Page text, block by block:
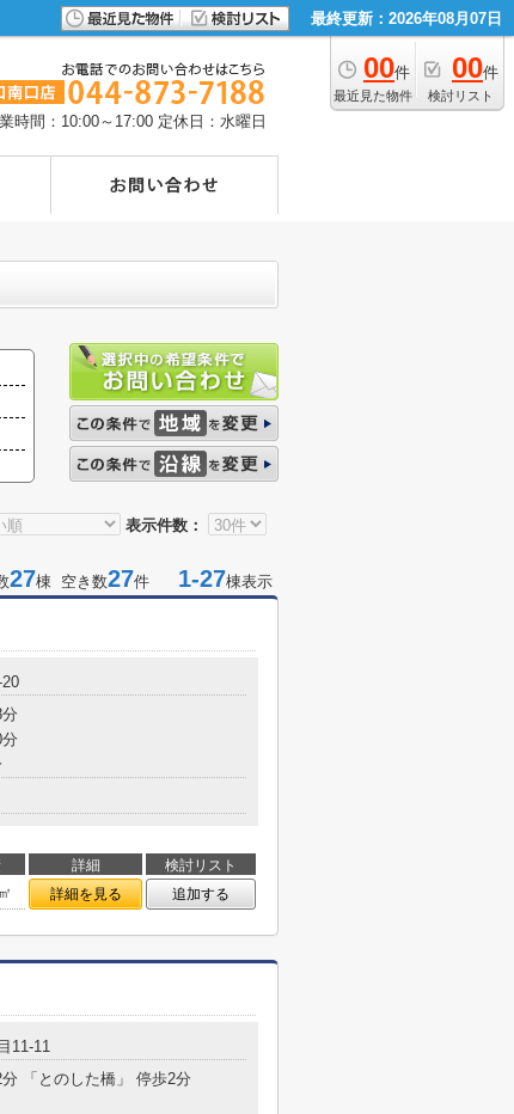
最終更新：2026年08月07日
00件
最近見た物件
00件
検討リスト
時間：10:00～17:00 定休日：水曜日
表示件数：
27棟 空き数27件 1-27棟表示
20
詳細
検討リスト
詳細を見る 追加する
11-11
分 「とのした橋」 停歩2分